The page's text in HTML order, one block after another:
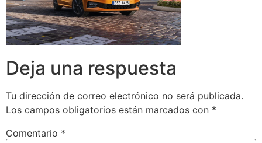
Deja una respuesta
Tu dirección de correo electrónico no será publicada.
Los campos obligatorios están marcados con *
Comentario *